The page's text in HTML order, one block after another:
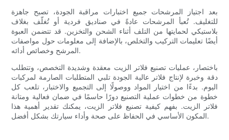
بعد اجتياز المرشحات جميع اختبارات مراقبة الجودة، تصبح جاهزة
للتغليف. تُعبأ المرشحات عادةً في صناديق فردية أو تُغلّف بغلاف
بلاستيكي لحمايتها من التلف أثناء الشحن والتخزين. قد تتضمن العبوة
أيضًا تعليمات التركيب والتخلص، بالإضافة إلى معلومات حول مواصفات
المرشح وخصائص أدائه.
باختصار، عمليات تصنيع فلاتر الزيت معقدة وشديدة التخصص، وتتطلب
دقة وخبرة لإنتاج فلاتر عالية الجودة تلبي المتطلبات الصارمة لمركبات
اليوم. بدءًا من اختيار المواد ووصولًا إلى التجميع والاختبار، تلعب كل
خطوة من خطوات عملية التصنيع دورًا حاسمًا في ضمان فعالية ومتانة
فلاتر الزيت. بفهم كيفية تصنيع فلاتر الزيت، يمكنك تقدير أهمية هذا
المكون الأساسي في الحفاظ على صحة وأداء سيارتك بشكل أفضل.